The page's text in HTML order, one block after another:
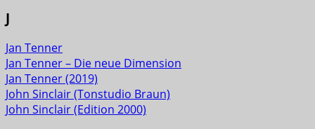
J
Jan Tenner
Jan Tenner – Die neue Dimension
Jan Tenner (2019)
John Sinclair (Tonstudio Braun)
John Sinclair (Edition 2000)